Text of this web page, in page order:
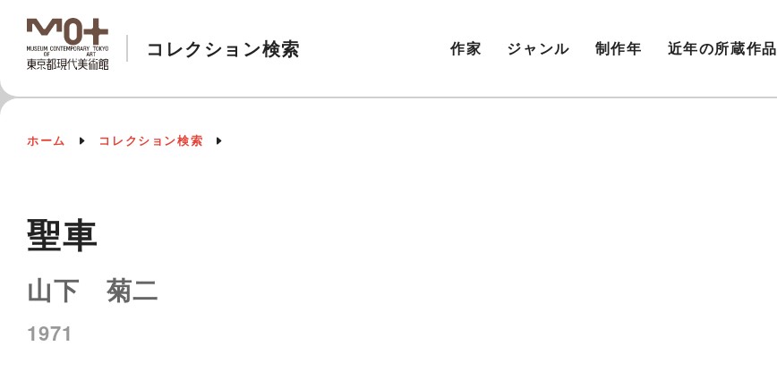
コレクション検索 作家 ジャンル 制作年 近年の所蔵作品
ホーム コレクション検索
聖車
山下 菊二
1971